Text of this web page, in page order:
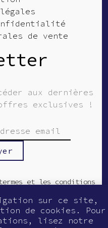
sur ce site,
de cookies. Pour
lisez notre
de vente
aux dernières
exclusives !
et les conditions
© Guilmer 2026